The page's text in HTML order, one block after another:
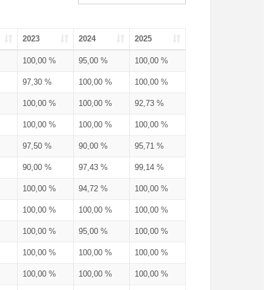
2023 2024 2025
100,00 % 95,00 % 100,00 %
97,30 % 100,00 % 100,00 %
100,00 % 100,00 % 92,73 %
100,00 % 100,00 % 100,00 %
97,50 % 90,00 % 95,71 %
90,00 % 97,43 % 99,14 %
100,00 % 94,72 % 100,00 %
100,00 % 100,00 % 100,00 %
100,00 % 95,00 % 100,00 %
100,00 % 100,00 % 100,00 %
100,00 % 100,00 % 100,00 %